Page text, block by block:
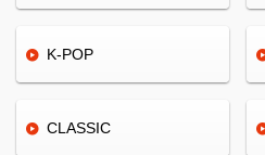
K-POP
CLASSIC